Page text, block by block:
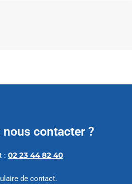
contacter ?
: 02 23 44 82 40
de contact.